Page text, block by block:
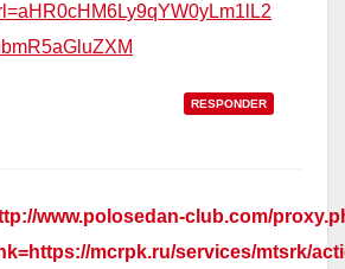
RESPONDER
www.polosedan-club.com/
mcrpk.ru/services/mtsrk/